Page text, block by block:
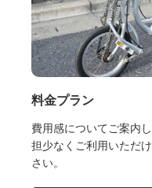
料金プラン
費用感についてご案内
担少なくご利用いただ
さい。